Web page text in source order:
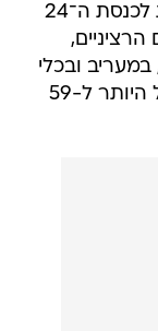
דוגמאות - ויש אחת בולטת. הבחירות לכנסת ה־24
12, 13, בוואלה, במעריב ובכלי
תקשורת נוספים, גוש נתניהו הגיע לכל היותר ל-59